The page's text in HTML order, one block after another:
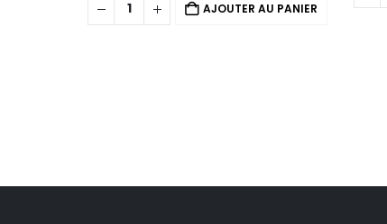
AJOUTER AU PANIER